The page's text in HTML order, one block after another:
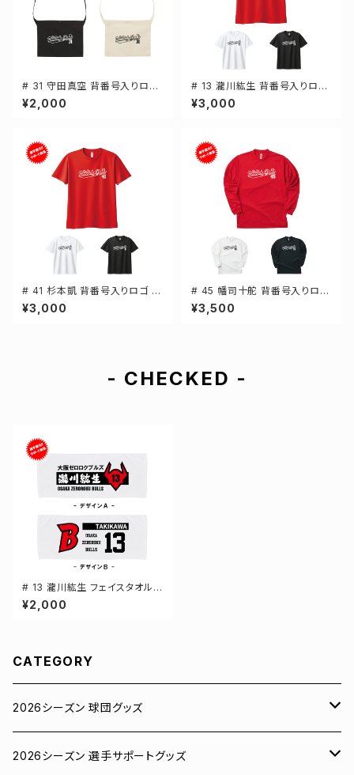
# 31 守田真空 背番号入りロゴ
キャンバスサコッシュ 選手還元
2カラー 001461
¥2,000
# 13 瀧川紘生 背番号入りロゴ
ドライTシャツ 半袖 選手還元 3
カラー S-5Lサイズ 000300
¥3,000
# 41 杉本凱 背番号入りロゴ ド
ライTシャツ 半袖 選手還元 3カ
ラー S-5Lサイズ 000300
¥3,000
# 45 幡司十舵 背番号入りロゴ
ドライTシャツ 長袖 選手還元 3
カラー S-5Lサイズ 000304
¥3,500
- CHECKED -
# 13 瀧川紘生 フェイスタオル
選手還元 2デザイン FT0144
¥2,000
CATEGORY
2026シーズン 球団グッズ
ユニフォーム
2026シーズン 選手サポートグッズ